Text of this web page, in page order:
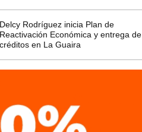
Rodríguez inicia Plan de
Económica y entrega de
en La Guaira